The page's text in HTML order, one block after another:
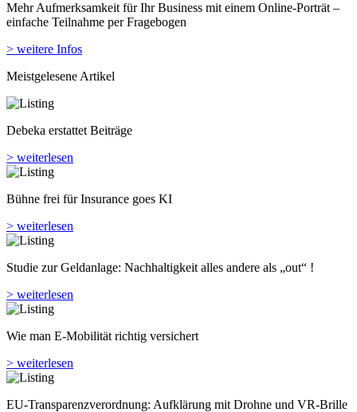
Mehr Aufmerksamkeit für Ihr Business mit einem Online-Porträt –
einfache Teilnahme per Fragebogen
> weitere Infos
Meistgelesene Artikel
Debeka erstattet Beiträge
> weiterlesen
Bühne frei für Insurance goes KI
> weiterlesen
Studie zur Geldanlage: Nachhaltigkeit alles andere als „out“ !
> weiterlesen
Wie man E-Mobilität richtig versichert
> weiterlesen
EU-Transparenzverordnung: Aufklärung mit Drohne und VR-Brille